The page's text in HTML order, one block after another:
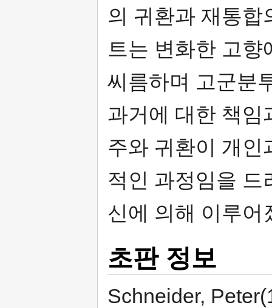
의 귀환과 재통합
트는 변화한 고향
씨름하며 고군분
과거에 대한 책임
주와 귀환이 개인
적인 과정임을 드
신에 의해 이루어
초판 정보
Schneider,